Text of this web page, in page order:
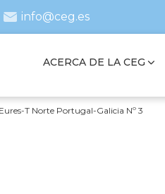
info@ceg.es
ACERCA DE LA CEG
T Norte Portugal-Galicia Nº 3